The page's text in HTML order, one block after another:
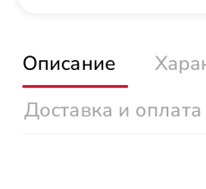
Описание
Доставка и оплата